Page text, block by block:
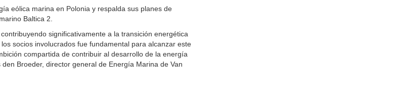
eólica marina en Polonia y respalda sus planes de
Baltica 2.
significativamente a la transición energética
socios involucrados fue fundamental para alcanzar este
compartida de contribuir al desarrollo de la energía
Broeder, director general de Energía Marina de Van